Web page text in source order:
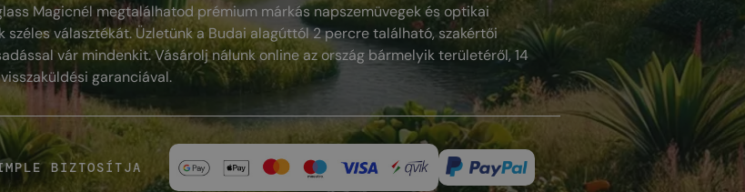
Magicnél megtalálhatod prémium márkás napszemüvegek és optikai
széles választékát. Üzletünk a Budai alagúttól 2 percre található, szakértői
vár mindenkit. Vásárolj nálunk online az ország bármelyik területéről, 14
garanciával.
BIZTOSÍTJA